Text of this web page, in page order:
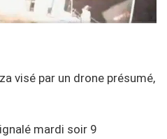
visé par un drone présumé,
mardi soir 9